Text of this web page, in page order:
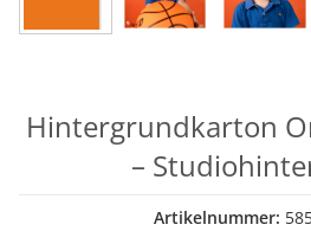
Hintergrundkarton
–
Artikelnummer: